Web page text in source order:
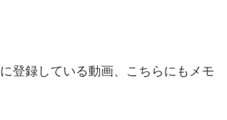
登録している動画、こちらにもメモ